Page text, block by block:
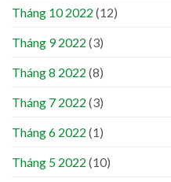
Tháng 10 2022 (12)
Tháng 9 2022 (3)
Tháng 8 2022 (8)
Tháng 7 2022 (3)
Tháng 6 2022 (1)
Tháng 5 2022 (10)